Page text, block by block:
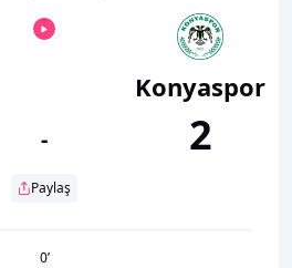
-
Paylaş
Konyaspor
2
0’